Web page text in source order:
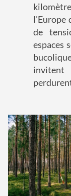
l'Europe
de
espaces